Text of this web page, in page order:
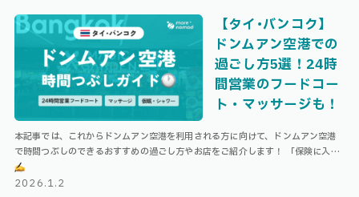
【タイ･バンコク】
ドンムアン空港での
過ごし方5選！24時
間営業のフードコー
ト・マッサージも！
本記事では、これからドンムアン空港を利用される方に向けて、ドンムアン空港
で時間つぶしのできるおすすめの過ごし方やお店をご紹介します！ 「保険に入り
2026.1.2